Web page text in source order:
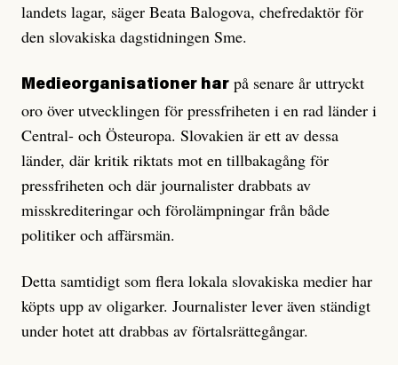
landets lagar, säger Beata Balogova, chefredaktör för
den slovakiska dagstidningen Sme.
Medieorganisationer har på senare år uttryckt
oro över utvecklingen för pressfriheten i en rad länder i
Central- och Östeuropa. Slovakien är ett av dessa
länder, där kritik riktats mot en tillbakagång för
pressfriheten och där journalister drabbats av
misskrediteringar och förolämpningar från både
politiker och affärsmän.
Detta samtidigt som flera lokala slovakiska medier har
köpts upp av oligarker. Journalister lever även ständigt
under hotet att drabbas av förtalsrättegångar.